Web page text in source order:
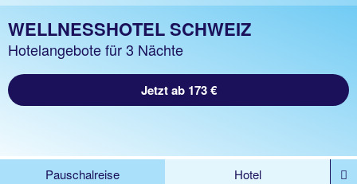
WELLNESSHOTEL SCHWEIZ
Hotelangebote für 3 Nächte
Jetzt ab 173 €
Pauschalreise
Hotel